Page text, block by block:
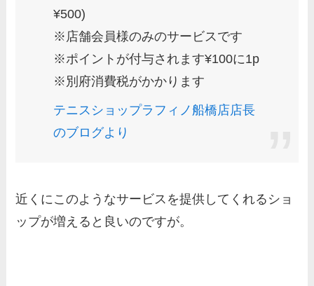
¥500)
※店舗会員様のみのサービスです
※ポイントが付与されます¥100に1p
※別府消費税がかかります
テニスショップラフィノ船橋店店長
のブログより
近くにこのようなサービスを提供してくれるショ
ップが増えると良いのですが。